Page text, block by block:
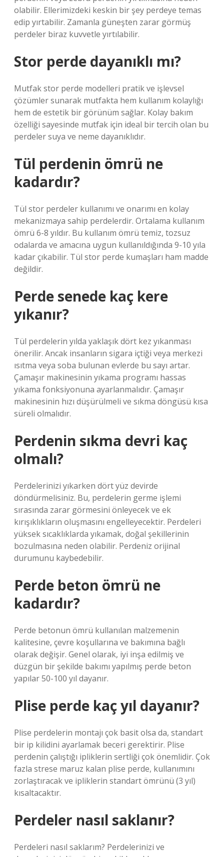
olabilir. Ellerimizdeki keskin bir şey perdeye temas
edip yırtabilir. Zamanla güneşten zarar görmüş
perdeler biraz kuvvetle yırtılabilir.
Stor perde dayanıklı mı?
Mutfak stor perde modelleri pratik ve işlevsel
çözümler sunarak mutfakta hem kullanım kolaylığı
hem de estetik bir görünüm sağlar. Kolay bakım
özelliği sayesinde mutfak için ideal bir tercih olan bu
perdeler suya ve neme dayanıklıdır.
Tül perdenin ömrü ne
kadardır?
Tül stor perdeler kullanımı ve onarımı en kolay
mekanizmaya sahip perdelerdir. Ortalama kullanım
ömrü 6-8 yıldır. Bu kullanım ömrü temiz, tozsuz
odalarda ve amacına uygun kullanıldığında 9-10 yıla
kadar çıkabilir. Tül stor perde kumaşları ham madde
değildir.
Perde senede kaç kere
yıkanır?
Tül perdelerin yılda yaklaşık dört kez yıkanması
önerilir. Ancak insanların sigara içtiği veya merkezi
ısıtma veya soba bulunan evlerde bu sayı artar.
Çamaşır makinesinin yıkama programı hassas
yıkama fonksiyonuna ayarlanmalıdır. Çamaşır
makinesinin hızı düşürülmeli ve sıkma döngüsü kısa
süreli olmalıdır.
Perdenin sıkma devri kaç
olmalı?
Perdelerinizi yıkarken dört yüz devirde
döndürmelisiniz. Bu, perdelerin germe işlemi
sırasında zarar görmesini önleyecek ve ek
kırışıklıkların oluşmasını engelleyecektir. Perdeleri
yüksek sıcaklıklarda yıkamak, doğal şekillerinin
bozulmasına neden olabilir. Perdeniz orijinal
durumunu kaybedebilir.
Perde beton ömrü ne
kadardır?
Perde betonun ömrü kullanılan malzemenin
kalitesine, çevre koşullarına ve bakımına bağlı
olarak değişir. Genel olarak, iyi inşa edilmiş ve
düzgün bir şekilde bakımı yapılmış perde beton
yapılar 50-100 yıl dayanır.
Plise perde kaç yıl dayanır?
Plise perdelerin montajı çok basit olsa da, standart
bir ip kilidini ayarlamak beceri gerektirir. Plise
perdenin çalıştığı ipliklerin sertliği çok önemlidir. Çok
fazla strese maruz kalan plise perde, kullanımını
zorlaştıracak ve ipliklerin standart ömrünü (3 yıl)
kısaltacaktır.
Perdeler nasıl saklanır?
Perdeleri nasıl saklarım? Perdelerinizi ve